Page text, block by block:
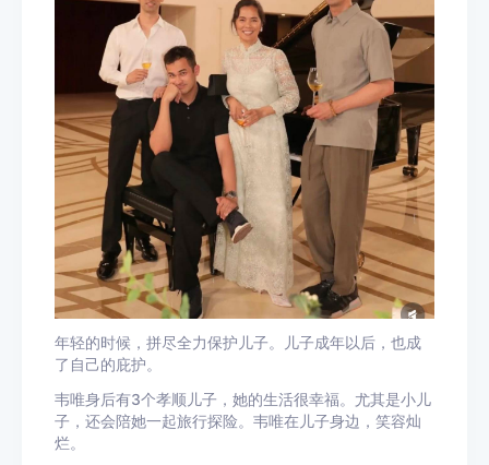
年轻的时候，拼尽全力保护儿子。儿子成年以后，也成
了自己的庇护。
韦唯身后有3个孝顺儿子，她的生活很幸福。尤其是小儿
子，还会陪她一起旅行探险。韦唯在儿子身边，笑容灿
烂。